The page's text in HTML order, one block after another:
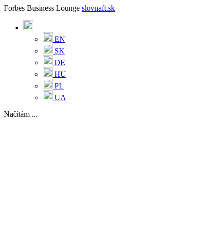
Forbes Business Lounge slovnaft.sk
EN
SK
DE
HU
PL
UA
Načítám ...